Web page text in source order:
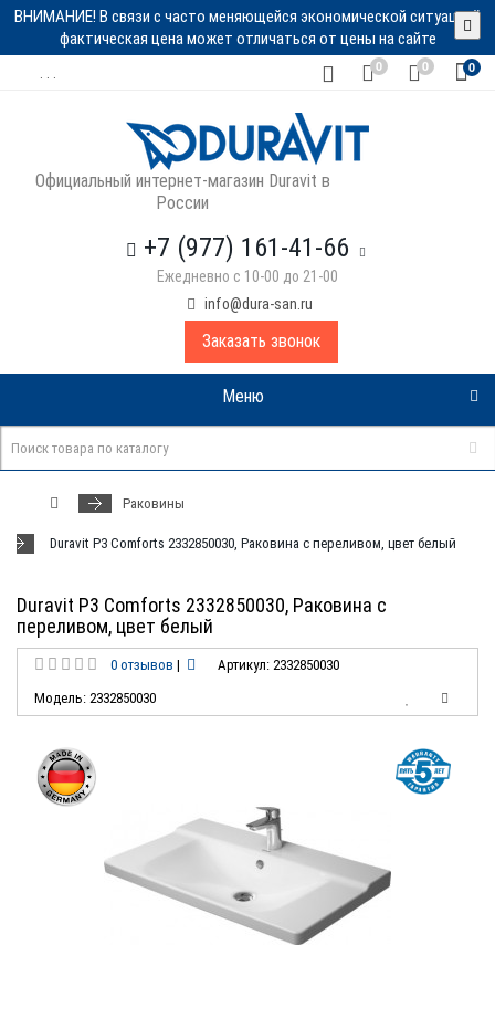
ВНИМАНИЕ! В связи с часто меняющейся экономической ситуацией
фактическая цена может отличаться от цены на сайте
0 0 0
Официальный интернет-магазин Duravit в
России
+7 (977) 161-41-66
Ежедневно с 10-00 до 21-00
info@dura-san.ru
Заказать звонок
Меню
Раковины
Duravit P3 Comforts 2332850030, Раковина с переливом, цвет белый
Duravit P3 Comforts 2332850030, Раковина с
переливом, цвет белый
0 отзывов |
Артикул: 2332850030
Модель: 2332850030